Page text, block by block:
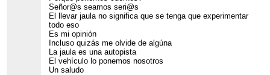
Señor@s seamos seri@s
El llevar jaula no significa que se tenga que experimentar
todo eso
Es mi opinión
Incluso quizás me olvide de algúna
La jaula es una autopista
El vehículo lo ponemos nosotros
Un saludo